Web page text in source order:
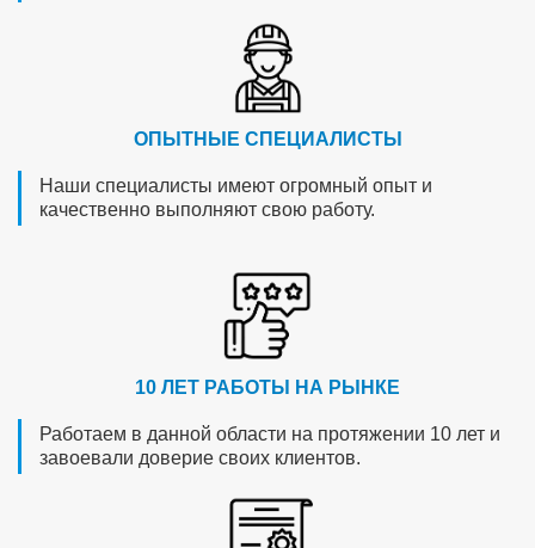
ОПЫТНЫЕ СПЕЦИАЛИСТЫ
Наши специалисты имеют огромный опыт и
качественно выполняют свою работу.
10 ЛЕТ РАБОТЫ НА РЫНКЕ
Работаем в данной области на протяжении 10 лет и
завоевали доверие своих клиентов.